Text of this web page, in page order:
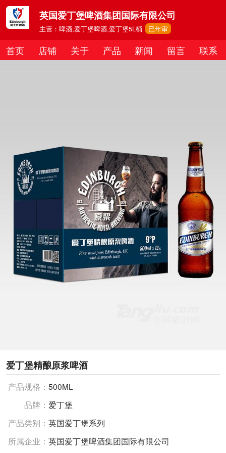
英国爱丁堡啤酒集团国际有限公司
主营：啤酒,爱丁堡啤酒,爱丁堡5L桶 已年审
首页 店铺 关于 产品 新闻 留言 联系
爱丁堡精酿原浆啤酒
产品规格： 500ML
品牌： 爱丁堡
产品类别： 英国爱丁堡系列
所属企业： 英国爱丁堡啤酒集团国际有限公司